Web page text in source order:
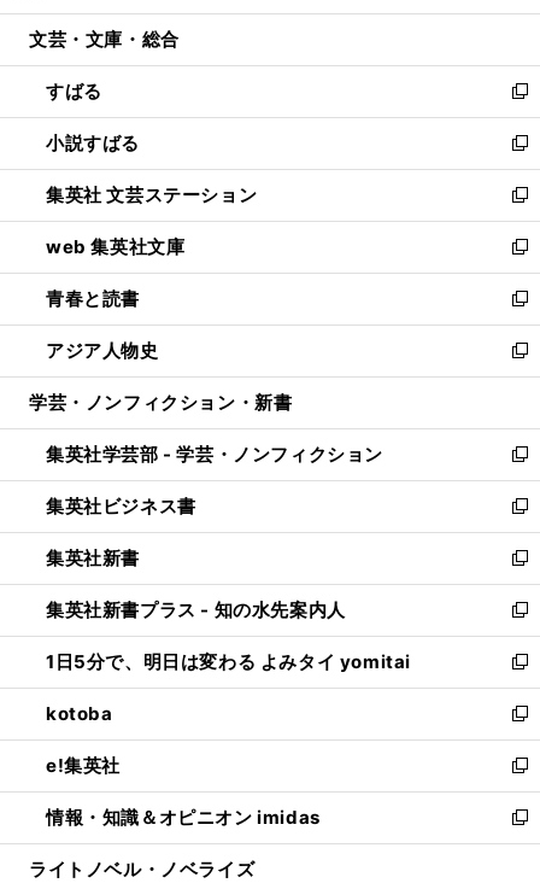
開
ウ
開
く
ン
ウ
で
開
く
ウ
ン
ド
ウ
で
開
く
文芸・文庫・総合
すばる
新
し
い
ウ
ィ
ン
ド
ウ
で
開
く
小説すばる
新
し
い
ウ
ィ
ン
ド
ウ
で
開
集英社 文芸ステーション
新
し
い
ウ
ィ
ン
ド
ウ
開
く
web 集英社文庫
新
し
い
ウ
ィ
ン
ウ
で
開
く
青春と読書
新
し
い
ウ
ン
ド
ウ
で
開
く
アジア人物史
新
し
ウ
ィ
ン
ド
ウ
で
開
く
学芸・ノンフィクション・新書
集英社学芸部 - 学芸・ノンフィクション
新
し
い
ウ
ィ
ン
ド
ウ
で
開
く
集英社ビジネス書
新
し
い
ウ
ィ
ン
ド
ウ
で
開
く
集英社新書
新
し
い
ウ
ィ
ン
ド
ウ
で
開
く
集英社新書プラス - 知の水先案内人
新
し
い
ウ
ィ
ン
ド
ウ
で
開
1日5分で、明日は変わる よみタイ yomitai
新
し
い
ウ
ィ
ン
ド
ウ
kotoba
新
し
い
ウ
ィ
ン
e!集英社
新
し
い
ウ
情報・知識＆オピニオン imidas
新
し
ライトノベル・ノベライズ